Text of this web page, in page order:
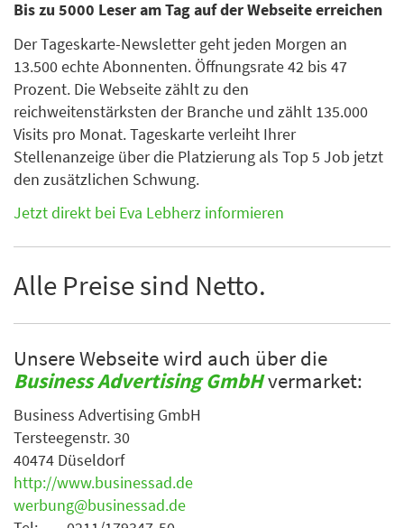
Bis zu 5000 Leser am Tag auf der Webseite erreichen
Der Tageskarte-Newsletter geht jeden Morgen an
13.500 echte Abonnenten. Öffnungsrate 42 bis 47
Prozent. Die Webseite zählt zu den
reichweitenstärksten der Branche und zählt 135.000
Visits pro Monat. Tageskarte verleiht Ihrer
Stellenanzeige über die Platzierung als Top 5 Job jetzt
den zusätzlichen Schwung.
Jetzt direkt bei Eva Lebherz informieren
Alle Preise sind Netto.
Unsere Webseite wird auch über die
Business Advertising GmbHvermarket:
Business Advertising GmbH
Tersteegenstr. 30
40474 Düseldorf
http://www.businessad.de
werbung@businessad.de